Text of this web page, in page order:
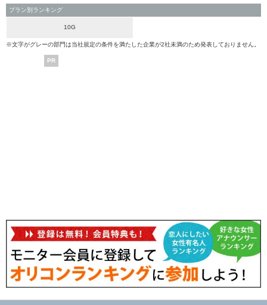
プラン別ランキング
10G
※文字がグレーの部門は当社規定の条件を満たした企業が2社未満のため発表しておりません。
PR